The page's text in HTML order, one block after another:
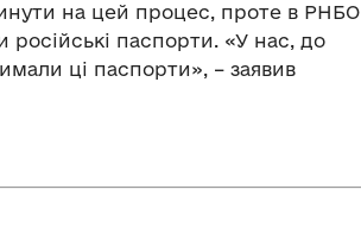
на цей процес, проте в РНБО
російські паспорти. «У нас, до
ці паспорти», – заявив